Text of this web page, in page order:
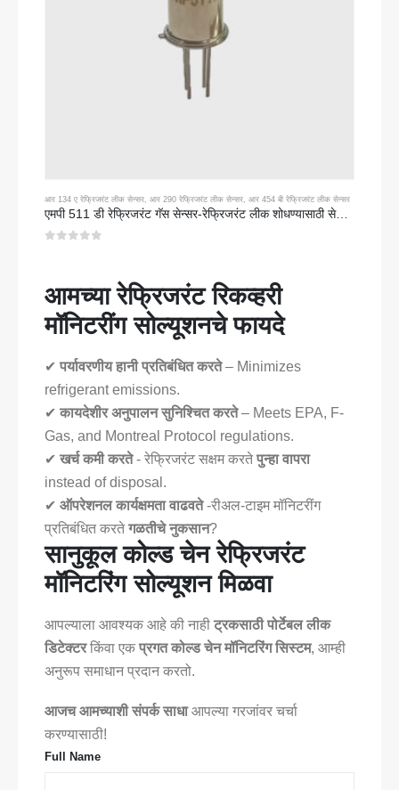
आर 134 ए रेफ्रिजरंट लीक सेन्सर, आर 290 रेफ्रिजरंट लीक सेन्सर, आर 454 बी रेफ्रिजरंट लीक सेन्सर
एमपी 511 डी रेफ्रिजरंट गॅस सेन्सर-रेफ्रिजरंट लीक शोधण्यासाठी सेमीकंडक्टर-आधारित सेन्सर
आमच्या रेफ्रिजरंट रिकव्हरी
मॉनिटरींग सोल्यूशनचे फायदे
✔ पर्यावरणीय हानी प्रतिबंधित करते – Minimizes
refrigerant emissions.
✔ कायदेशीर अनुपालन सुनिश्चित करते – Meets EPA, F-
Gas, and Montreal Protocol regulations.
✔ खर्च कमी करते- रेफ्रिजरंट सक्षम करते पुन्हा वापरा
instead of disposal.
✔ ऑपरेशनल कार्यक्षमता वाढवते-रीअल-टाइम मॉनिटरींग
प्रतिबंधित करते गळतीचे नुकसान?
सानुकूल कोल्ड चेन रेफ्रिजरंट
मॉनिटरिंग सोल्यूशन मिळवा
आपल्याला आवश्यक आहे की नाही ट्रकसाठी पोर्टेबल लीक
डिटेक्टरकिंवा एक प्रगत कोल्ड चेन मॉनिटरिंग सिस्टम, आम्ही
अनुरूप समाधान प्रदान करतो.
आजच आमच्याशी संपर्क साधाआपल्या गरजांवर चर्चा
करण्यासाठी!
Full Name